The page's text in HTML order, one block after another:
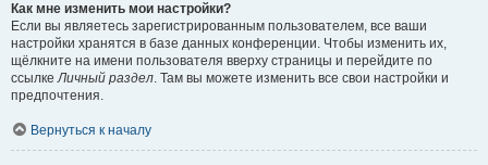
Как мне изменить мои настройки?
Если вы являетесь зарегистрированным пользователем, все ваши
настройки хранятся в базе данных конференции. Чтобы изменить их,
щёлкните на имени пользователя вверху страницы и перейдите по
ссылкеЛичный раздел. Там вы можете изменить все свои настройки и
предпочтения.
Вернуться к началу